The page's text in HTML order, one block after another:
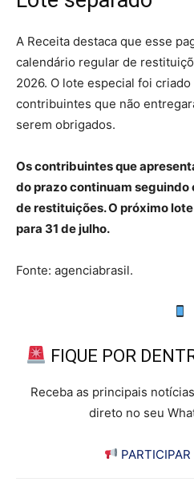
A Receita destaca que esse
calendário regular de
2026. O lote especial foi
contribuintes que não
serem obrigados.
Os contribuintes que
do prazo continuam
de restituições. O próximo
para 31 de julho.
Fonte: agenciabrasil.
FIQUE POR
Receba as principais
direto no seu